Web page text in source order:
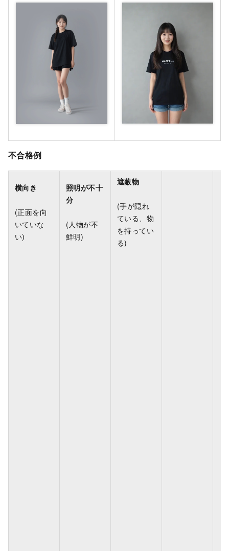
不合格例
横向き
(正面を向
いていな
い)
照明が不十
分
(人物が不
鮮明)
遮蔽物
(手が隠れ
ている、物
を持ってい
る)